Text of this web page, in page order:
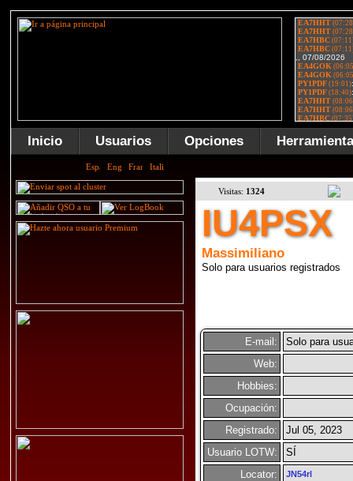
Inicio Usuarios Opciones
Visitas: 1324
IU4PSX
Massimiliano
Solo para usuarios registrados
E-mail:
Solo para
Web:
Hobbies:
Ocupación:
Registrado:
Jul 05, 2023
Usuario LOTW:
SÍ
Locator:
JN54rl